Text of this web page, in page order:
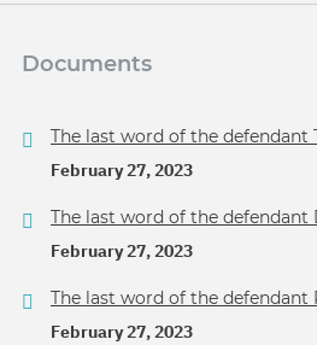
Documents
The last word of the defendant
February 27, 2023
The last word of the defendant
February 27, 2023
The last word of the defendant
February 27, 2023